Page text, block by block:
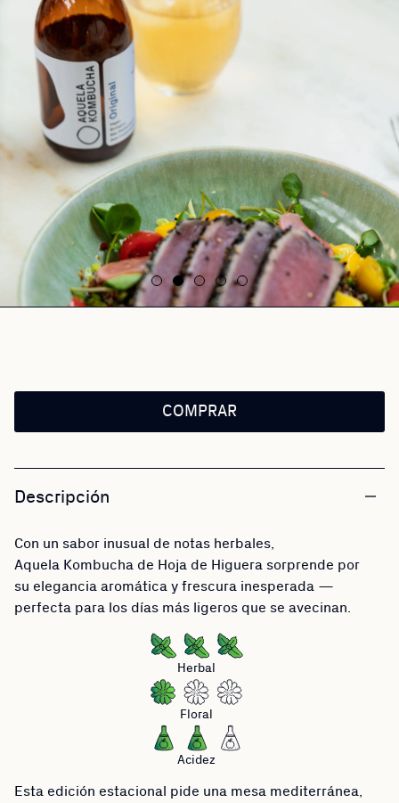
COMPRAR
Descripción
Con un sabor inusual de notas herbales,
Aquela Kombucha de Hoja de Higuera sorprende por
su elegancia aromática y frescura inesperada —
perfecta para los días más ligeros que se avecinan.
Herbal
Floral
Acidez
Esta edición estacional pide una mesa mediterránea,